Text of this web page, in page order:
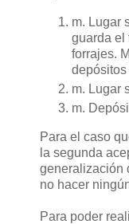
m. Lugar
guarda el
forrajes.
depósitos
m. Lugar
m.
Para el caso
la segunda
generalización
no hacer
Para poder